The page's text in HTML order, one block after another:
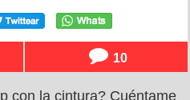
10
con la cintura? Cuéntame